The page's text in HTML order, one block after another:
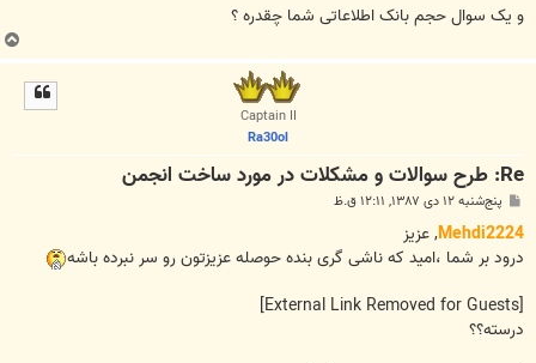
و یک سوال حجم بانک اطلاعاتی شما چقدره ؟
ب
ا
Captain II
Ra30ol
Re: طرح سوالات و مشکلات در مورد ساخت انجمن
پ
ت
پنج‌شنبه ۱۲ دی ۱۳۸۷, ۱۲:۱۱ ق.ظ
Mehdi2224, عزیز
درود بر شما ،امید که ناشی گری بنده حوصله عزیزتون رو سر نبرده باشه
درسته؟؟